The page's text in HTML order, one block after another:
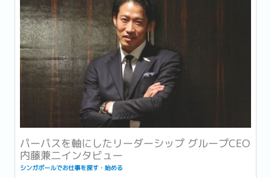
パーパスを軸にしたリーダーシップ グループCEO
内藤兼二インタビュー
シンガポールでお仕事を探す・始める